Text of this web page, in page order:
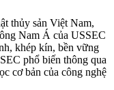
thủy sản Việt Nam,
Nam Á của USSEC
khép kín, bền vững
phổ biến thông qua
cơ bản của công nghệ